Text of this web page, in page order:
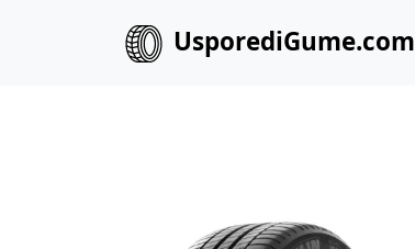
UsporediGume.com